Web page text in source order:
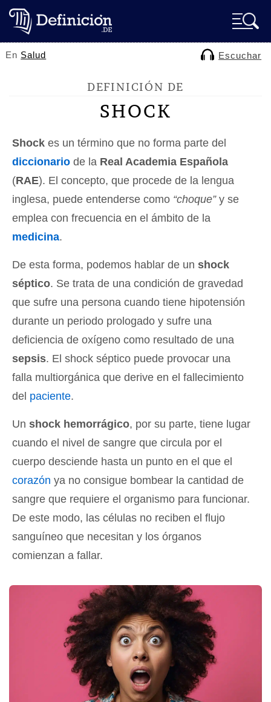
En Salud Escuchar
DEFINICIÓN DE
SHOCK
Shock es un término que no forma parte del
diccionario de la Real Academia Española
(RAE). El concepto, que procede de la lengua
inglesa, puede entenderse como “choque”y se
emplea con frecuencia en el ámbito de la
medicina.
De esta forma, podemos hablar de un shock
séptico. Se trata de una condición de gravedad
que sufre una persona cuando tiene hipotensión
durante un periodo prologado y sufre una
deficiencia de oxígeno como resultado de una
sepsis. El shock séptico puede provocar una
falla multiorgánica que derive en el fallecimiento
del paciente.
Un shock hemorrágico, por su parte, tiene lugar
cuando el nivel de sangre que circula por el
cuerpo desciende hasta un punto en el que el
corazón ya no consigue bombear la cantidad de
sangre que requiere el organismo para funcionar.
De este modo, las células no reciben el flujo
sanguíneo que necesitan y los órganos
comienzan a fallar.